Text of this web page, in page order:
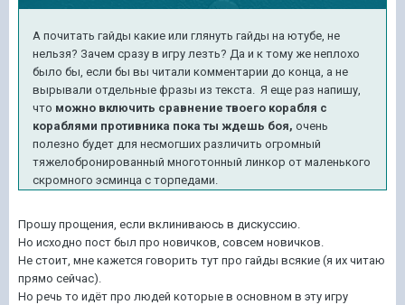
А почитать гайды какие или глянуть гайды на ютубе, не
нельзя? Зачем сразу в игру лезть? Да и к тому же неплохо
было бы, если бы вы читали комментарии до конца, а не
вырывали отдельные фразы из текста. Я еще раз напишу,
что можно включить сравнение твоего корабля с
кораблями противника пока ты ждешь боя, очень
полезно будет для несмогших различить огромный
тяжелобронированный многотонный линкор от маленького
скромного эсминца с торпедами.
Прошу прощения, если вклиниваюсь в дискуссию.
Но исходно пост был про новичков, совсем новичков.
Не стоит, мне кажется говорить тут про гайды всякие (я их читаю
прямо сейчас).
Но речь то идёт про людей которые в основном в эту игру